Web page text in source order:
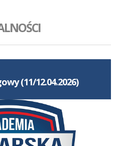
(11/12.04.2026)